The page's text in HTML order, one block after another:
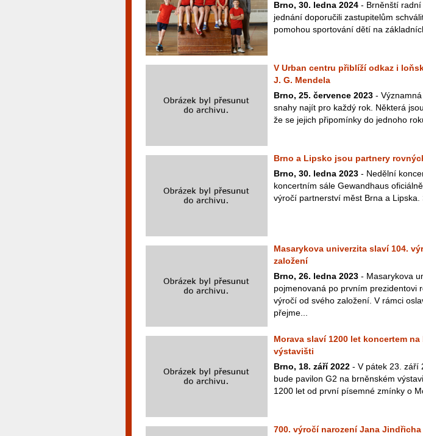
Brno, 30. ledna 2024 - Brněnští
jednání doporučili zastupitelům
pomohou sportování dětí na
V Urban centru přiblíží odkaz i
J. G. Mendela
Brno, 25. července 2023 -
snahy najít pro každý rok. Některá
že se jejich připomínky do jednoho
Brno a Lipsko jsou partnery
Brno, 30. ledna 2023 - Nedělní
koncertním sále Gewandhaus
výročí partnerství měst Brna a Lipska.
Masarykova univerzita slaví 104.
založení
Brno, 26. ledna 2023 - Masarykova
pojmenovaná po prvním prezidentovi
výročí od svého založení. V rámci
přejme...
Morava slaví 1200 let koncertem na
výstavišti
Brno, 18. září 2022 - V pátek 23. září
bude pavilon G2 na brněnském
1200 let od první písemné zmínky o
700. výročí narození Jana